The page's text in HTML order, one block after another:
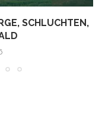
SCHLUCHTEN,